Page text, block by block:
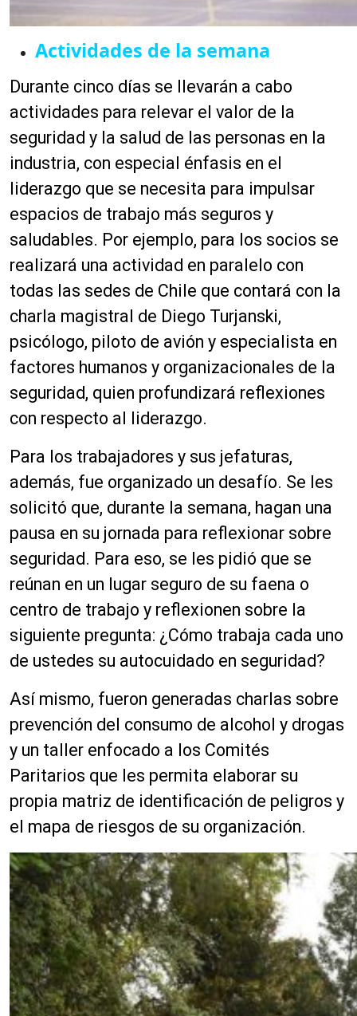
Actividades de la semana
Durante cinco días se llevarán a cabo
actividades para relevar el valor de la
seguridad y la salud de las personas en la
industria, con especial énfasis en el
liderazgo que se necesita para impulsar
espacios de trabajo más seguros y
saludables. Por ejemplo, para los socios se
realizará una actividad en paralelo con
todas las sedes de Chile que contará con la
charla magistral de Diego Turjanski,
psicólogo, piloto de avión y especialista en
factores humanos y organizacionales de la
seguridad, quien profundizará reflexiones
con respecto al liderazgo.
Para los trabajadores y sus jefaturas,
además, fue organizado un desafío. Se les
solicitó que, durante la semana, hagan una
pausa en su jornada para reflexionar sobre
seguridad. Para eso, se les pidió que se
reúnan en un lugar seguro de su faena o
centro de trabajo y reflexionen sobre la
siguiente pregunta: ¿Cómo trabaja cada uno
de ustedes su autocuidado en seguridad?
Así mismo, fueron generadas charlas sobre
prevención del consumo de alcohol y drogas
y un taller enfocado a los Comités
Paritarios que les permita elaborar su
propia matriz de identificación de peligros y
el mapa de riesgos de su organización.